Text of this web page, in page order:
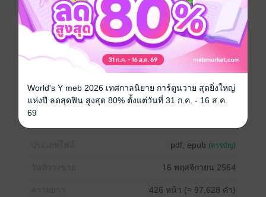
4 สคาร์เลท สเตจ
5 การโคจรของกลุ่มดาว
0 Epilogue
หนังสือแปล ตลก แฟนตาซี Girl love / Yuri
ผจญภัย
pdf, epub (สารบัญ)
16 พฤศจิกายน 2564
426 หน้า (≈ 97,628 คำ)
World's Y meb 2026 เทศกาลนิยาย การ์ตูนวาย สุดยิ่งใหญ่
แห่งปี ลดสุดฟิน สูงสุด 80% ตั้งแต่วันที่ 31 ก.ค. - 16 ส.ค.
69